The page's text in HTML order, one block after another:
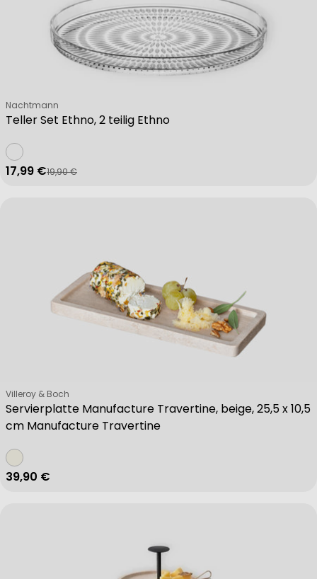
Non-IAB processing purposes:
Necessary
Performance
Teller Set Ethno, 2 teilig Ethno
Verkäufer:
Nachtmann
Verkaufspreis
17,99 €
Regulärer Preis
19,90 €
Servierplatte Manufacture Travertine, beige, 25,5 x 10,5
cm Manufacture Travertine
Verkäufer:
Villeroy & Boch
Regulärer Preis
39,90 €